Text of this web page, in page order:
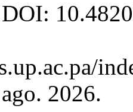
2026.